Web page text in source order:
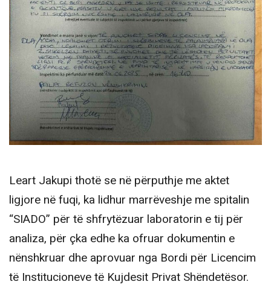
Leart Jakupi thotë se në përputhje me aktet
ligjore në fuqi, ka lidhur marrëveshje me spitalin
“SIADO” për të shfrytëzuar laboratorin e tij për
analiza, për çka edhe ka ofruar dokumentin e
nënshkruar dhe aprovuar nga Bordi për Licencim
të Institucioneve të Kujdesit Privat Shëndetësor.